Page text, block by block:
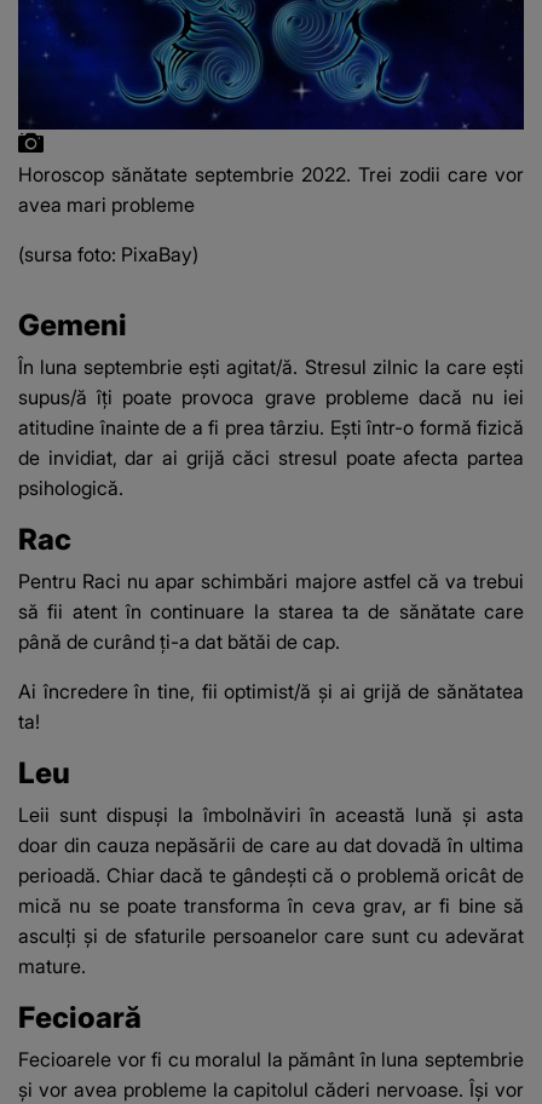
Horoscop sănătate septembrie 2022. Trei zodii care vor
avea mari probleme
(sursa foto: PixaBay)
Gemeni
În luna septembrie ești agitat/ă. Stresul zilnic la care ești
supus/ă îți poate provoca grave probleme dacă nu iei
atitudine înainte de a fi prea târziu. Ești într-o formă fizică
de invidiat, dar ai grijă căci stresul poate afecta partea
psihologică.
Rac
Pentru Raci nu apar schimbări majore astfel că va trebui
să fii atent în continuare la starea ta de sănătate care
până de curând ți-a dat bătăi de cap.
Ai încredere în tine, fii optimist/ă și ai grijă de sănătatea
ta!
Leu
Leii sunt dispuși la îmbolnăviri în această lună și asta
doar din cauza nepăsării de care au dat dovadă în ultima
perioadă. Chiar dacă te gândești că o problemă oricât de
mică nu se poate transforma în ceva grav, ar fi bine să
asculți și de sfaturile persoanelor care sunt cu adevărat
mature.
Fecioară
Fecioarele vor fi cu moralul la pământ în luna septembrie
și vor avea probleme la capitolul căderi nervoase. Își vor